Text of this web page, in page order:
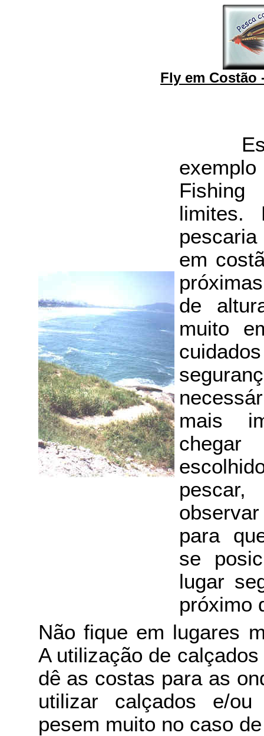
Fly em
Este
limites.
em
de
muito
mais
para
se
lugar
próximo
Não fique em lugares
A utilização de
dê as costas para as
utilizar calçados e/
pesem muito no caso